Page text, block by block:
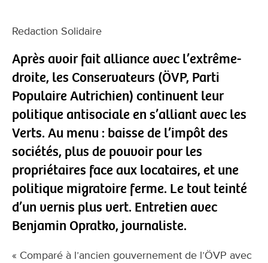
Redaction Solidaire
Après avoir fait alliance avec l’extrême-
droite, les Conservateurs (ÖVP, Parti
Populaire Autrichien) continuent leur
politique antisociale en s’alliant avec les
Verts. Au menu : baisse de l’impôt des
sociétés, plus de pouvoir pour les
propriétaires face aux locataires, et une
politique migratoire ferme. Le tout teinté
d’un vernis plus vert. Entretien avec
Benjamin Opratko, journaliste.
« Comparé à l’ancien gouvernement de l’ÖVP avec